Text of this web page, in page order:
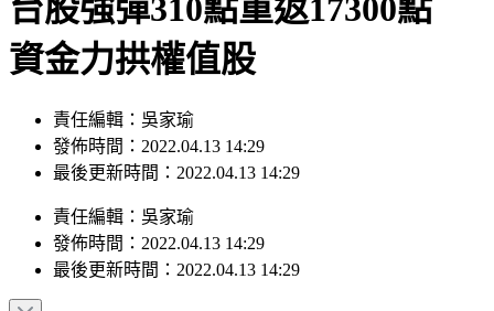
台股強彈310點重返17300點
資金力拱權值股
責任編輯：吳家瑜
發佈時間：2022.04.13 14:29
最後更新時間：2022.04.13 14:29
責任編輯 ： 吳家瑜
發佈時間： 2022.04.13 14:29
最後更新時間： 2022.04.13 14:29